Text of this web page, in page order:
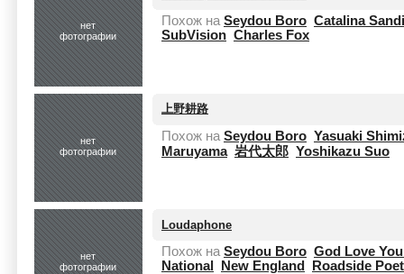
нет
фотографии
Похож на Seydou Boro Catalina
SubVision Charles Fox
нет
фотографии
上野耕路
Похож на Seydou Boro Yasuaki
Maruyama 岩代太郎 Yoshikazu Suo
нет
фотографии
Loudaphone
Похож на Seydou Boro God Love
National
New England Roadside